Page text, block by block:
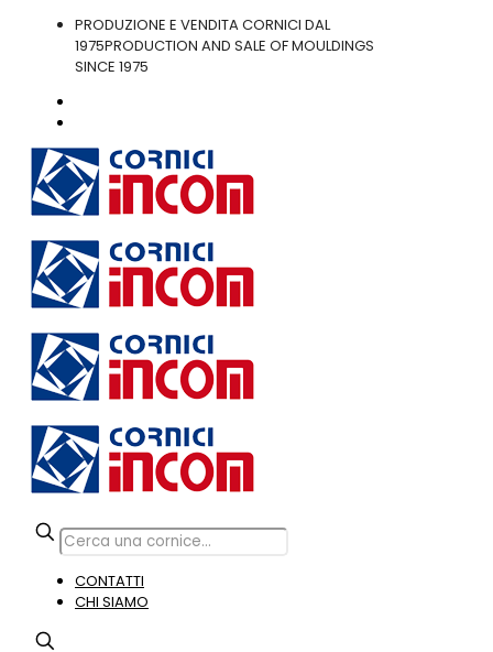
PRODUZIONE E VENDITA CORNICI DAL
1975PRODUCTION AND SALE OF MOULDINGS
SINCE 1975
CONTATTI
CHI SIAMO